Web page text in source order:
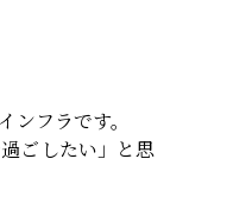
フラです。
ごしたい」と思